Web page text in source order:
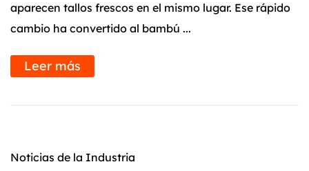
aparecen tallos frescos en el mismo lugar. Ese rápido
cambio ha convertido al bambú ...
Leer más
Noticias de la Industria